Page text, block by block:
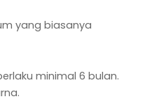
yang biasanya
minimal 6 bulan.